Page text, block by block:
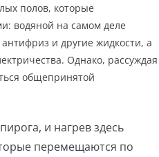
полов, которые
водяной на самом деле
и другие жидкости, а
Однако, рассуждая
общепринятой
и нагрев здесь
перемещаются по